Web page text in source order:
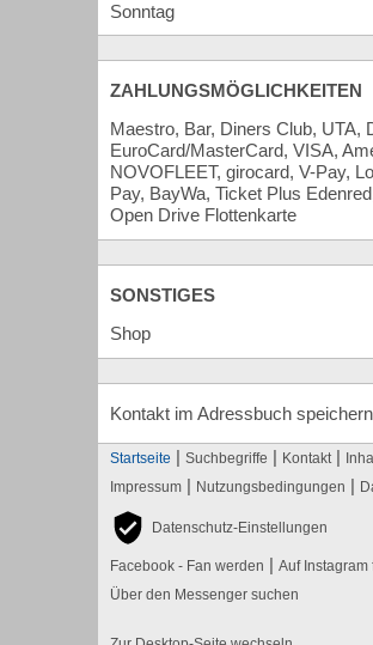
Sonntag
ZAHLUNGSMÖGLICHKEITEN
Maestro, Bar, Diners Club, UTA,
EuroCard/MasterCard, VISA,
NOVOFLEET, girocard, V-Pay,
Pay, BayWa, Ticket Plus
Open Drive Flottenkarte
SONSTIGES
Shop
Kontakt im Adressbuch speichern
Startseite | Suchbegriffe | Kontakt |
Impressum | Nutzungsbedingungen |
Datenschutz-Einstellungen
Facebook - Fan werden | Auf Instagram
Über den Messenger suchen